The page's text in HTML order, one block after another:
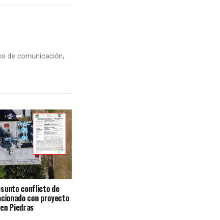
de comunicación,
conflicto de
con proyecto
Piedras